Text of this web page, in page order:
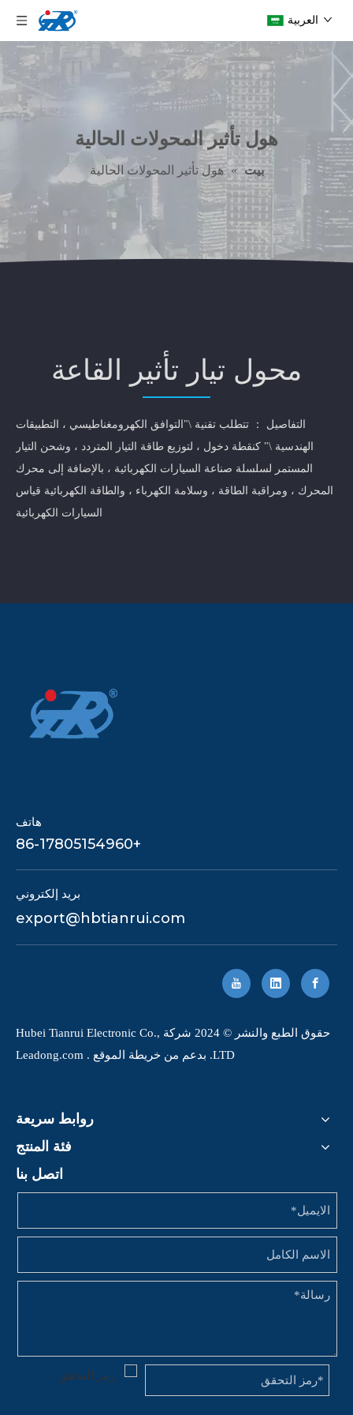
العربية
هول تأثير المحولات الحالية
بيت » هول تأثير المحولات الحالية
محول تيار تأثير القاعة
التفاصيل ： تتطلب تقنية \"التوافق الكهرومغناطيسي ، التطبيقات
الهندسية \" كنقطة دخول ، لتوزيع طاقة التيار المتردد ، وشحن التيار
المستمر لسلسلة صناعة السيارات الكهربائية ، بالإضافة إلى محرك
المحرك ، ومراقبة الطاقة ، وسلامة الكهرباء ، والطاقة الكهربائية قياس
السيارات الكهربائية
هاتف
+86-17805154960
بريد إلكتروني
export@hbtianrui.com
حقوق الطبع والنشر © 2024 شركة Hubei Tianrui Electronic Co.,
LTD. بدعم من
خريطة الموقع .
Leadong.com
روابط سريعة
فئة المنتج
اتصل بنا